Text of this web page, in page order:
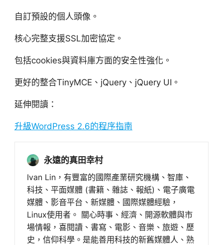
自訂預設的個人頭像。
核心完整支援SSL加密協定。
包括cookies與資料庫方面的安全性強化。
更好的整合TinyMCE、jQuery、jQuery UI。
延伸閱讀：
升級WordPress 2.6的程序指南
永遠的真田幸村
Ivan Lin，有豐富的國際產業研究機構、智庫、
科技、平面媒體 (書籍、雜誌、報紙)、電子廣電
媒體、影音平台、新媒體、國際媒體經驗，
Linux使用者。 關心時事、經濟、開源軟體與市
場情報，喜閱讀、書寫、電影、音樂、旅遊、歷
史，信仰科學。是能善用科技的新舊媒體人、熟